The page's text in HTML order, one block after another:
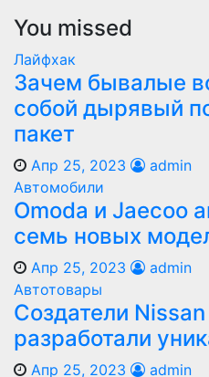
You missed
Лайфхак
Зачем бывалые
собой дырявый
пакет
Апр 25, 2023
admin
Автомобили
Оmoda и Jaecoo
семь новых
Апр 25, 2023
admin
Автотовары
Создатели Nissan
разработали
Апр 25, 2023 admin